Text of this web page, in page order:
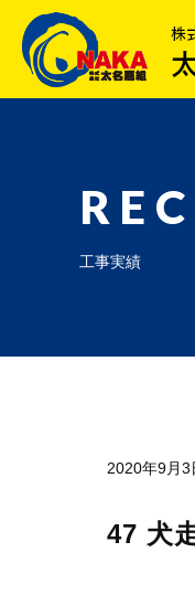
工事実績
2020年9月3
47 犬